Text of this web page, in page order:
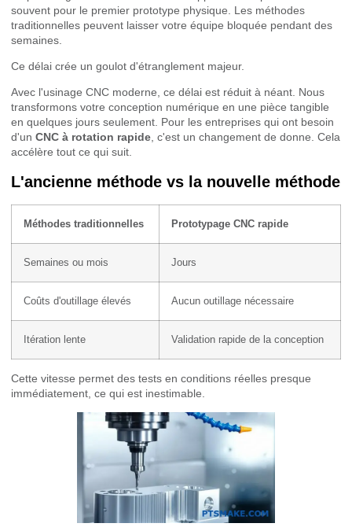
souvent pour le premier prototype physique. Les méthodes
traditionnelles peuvent laisser votre équipe bloquée pendant des
semaines.
Ce délai crée un goulot d'étranglement majeur.
Avec l'usinage CNC moderne, ce délai est réduit à néant. Nous
transformons votre conception numérique en une pièce tangible
en quelques jours seulement. Pour les entreprises qui ont besoin
d'un CNC à rotation rapide, c'est un changement de donne. Cela
accélère tout ce qui suit.
L'ancienne méthode vs la nouvelle méthode
Méthodes traditionnelles Prototypage CNC rapide
Semaines ou mois Jours
Coûts d'outillage élevés Aucun outillage nécessaire
Itération lente Validation rapide de la conception
Cette vitesse permet des tests en conditions réelles presque
immédiatement, ce qui est inestimable.